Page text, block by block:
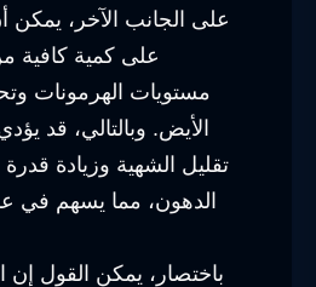
على الجانب الآخر،
على كمية كافية
مستويات الهرمونات
الأيض. وبالتالي، قد
تقليل الشهية وزيادة
الدهون، مما يسهم في
باختصار، يمكن القول إن